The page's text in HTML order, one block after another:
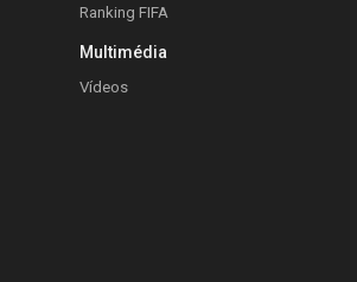
Ranking FIFA
Multimédia
Vídeos